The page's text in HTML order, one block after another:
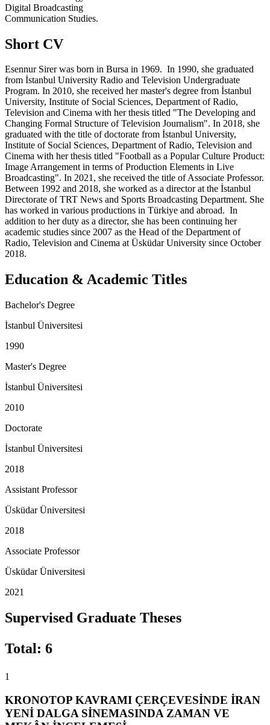
Digital Broadcasting
Communication Studies.
Short CV
Esennur Sirer was born in Bursa in 1969. In 1990, she graduated
from İstanbul University Radio and Television Undergraduate
Program. In 2010, she received her master's degree from İstanbul
University, Institute of Social Sciences, Department of Radio,
Television and Cinema with her thesis titled "The Developing and
Changing Formal Structure of Television Journalism". In 2018, she
graduated with the title of doctorate from İstanbul University,
Institute of Social Sciences, Department of Radio, Television and
Cinema with her thesis titled "Football as a Popular Culture Product:
Image Arrangement in terms of Production Elements in Live
Broadcasting". In 2021, she received the title of Associate Professor.
Between 1992 and 2018, she worked as a director at the İstanbul
Directorate of TRT News and Sports Broadcasting Department. She
has worked in various productions in Türkiye and abroad. In
addition to her duty as a director, she has been continuing her
academic studies since 2007 as the Head of the Department of
Radio, Television and Cinema at Üsküdar University since October
2018.
Education & Academic Titles
Bachelor's Degree
İstanbul Üniversitesi
1990
Master's Degree
İstanbul Üniversitesi
2010
Doctorate
İstanbul Üniversitesi
2018
Assistant Professor
Üsküdar Üniversitesi
2018
Associate Professor
Üsküdar Üniversitesi
2021
Supervised Graduate Theses
Total : 6
1
KRONOTOP KAVRAMI ÇERÇEVESİNDE İRAN
YENİ DALGA SİNEMASINDA ZAMAN VE